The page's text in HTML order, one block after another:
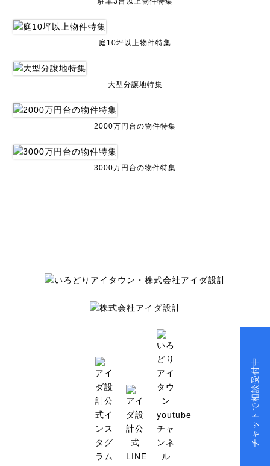
庭10坪以上物件特集
大型分譲地特集
2000万円台の物件特集
3000万円台の物件特集
チャットで相談受付中